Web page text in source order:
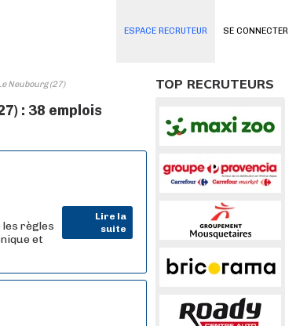
SE CONNECTER
ESPACE RECRUTEUR
Neubourg (27)
: 38 emplois
Lire la
suite
règles
et
TOP RECRUTEURS